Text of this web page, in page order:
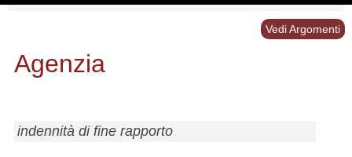
Agenzia
indennità di fine rapporto
Vedi Argomenti